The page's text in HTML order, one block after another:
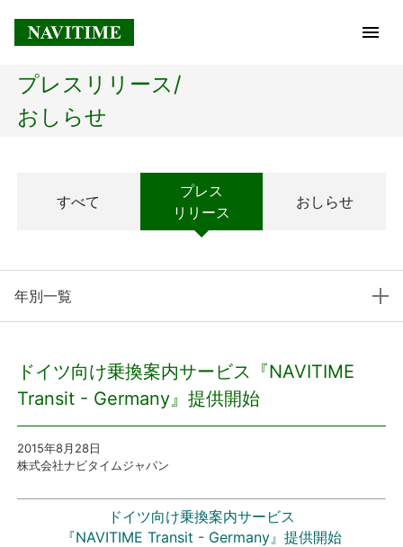
トップページ
経営理念
プレスリリース
プレスリリース
サービス
プレスリリース/
おしらせ
すべて
プレス
リリース
おしらせ
年別一覧
ドイツ向け乗換案内サービス『NAVITIME
Transit - Germany』提供開始
2015年8月28日
株式会社ナビタイムジャパン
ドイツ向け乗換案内サービス
『NAVITIME Transit - Germany』提供開始